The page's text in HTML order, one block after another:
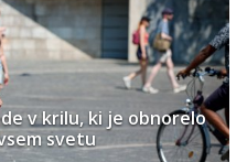
v krilu, ki je obnorelo
svetu